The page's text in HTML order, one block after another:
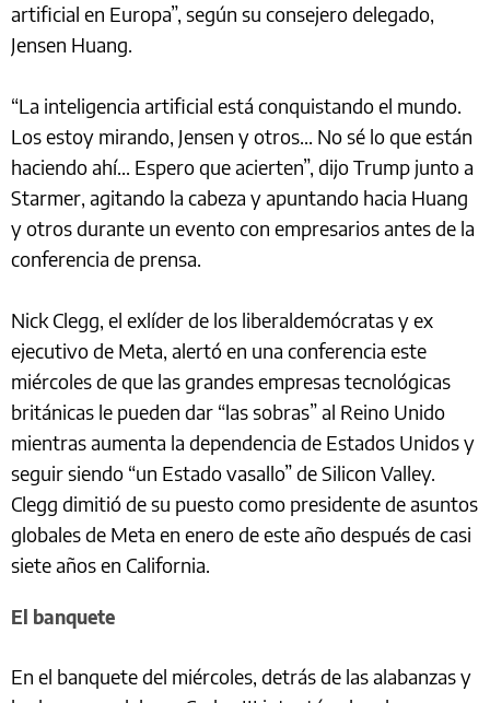
artificial en Europa”, según su consejero delegado,
Jensen Huang.
“La inteligencia artificial está conquistando el mundo.
Los estoy mirando, Jensen y otros... No sé lo que están
haciendo ahí... Espero que acierten”, dijo Trump junto a
Starmer, agitando la cabeza y apuntando hacia Huang
y otros durante un evento con empresarios antes de la
conferencia de prensa.
Nick Clegg, el exlíder de los liberaldemócratas y ex
ejecutivo de Meta, alertó en una conferencia este
miércoles de que las grandes empresas tecnológicas
británicas le pueden dar “las sobras” al Reino Unido
mientras aumenta la dependencia de Estados Unidos y
seguir siendo “un Estado vasallo” de Silicon Valley.
Clegg dimitió de su puesto como presidente de asuntos
globales de Meta en enero de este año después de casi
siete años en California.
El banquete
En el banquete del miércoles, detrás de las alabanzas y